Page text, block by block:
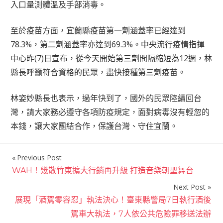
入口量測體溫及手部消毒。
至於疫苗方面，宜蘭縣疫苗第一劑涵蓋率已經達到
78.3%，第二劑涵蓋率亦達到69.3%。中央流行疫情指揮
中心昨(7)日宣布，從今天開始第三劑間隔縮短為12週，林
縣長呼籲符合資格的民眾，盡快接種第三劑疫苗。
林姿妙縣長也表示，過年快到了，國外的民眾陸續回台
灣，請大家務必遵守各項防疫規定，面對病毒沒有輕忽的
本錢，讓大家團結合作，保護台灣、守住宜蘭。
文
章
導
Previous Post
WAH！幾散竹東擴大行銷再升級 打造音樂朝聖舞台
Next Post
展現「酒駕零容忍」執法決心！臺東縣警局7日執行酒後
駕車大執法，7人依公共危險罪移送法辦